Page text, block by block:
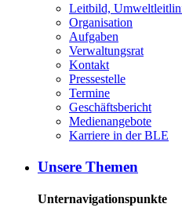
Leit­bild,
Or­ga­ni­sa­ti­on
Auf­ga­ben
Ver­wal­tungs­rat
Kon­takt
Pres­se­stel­le
Ter­mi­ne
Ge­schäfts­be­richt
Me­di­en­an­ge­bo­te
Kar­rie­re in der BLE
Un­se­re The­men
Unternavigationspunkte